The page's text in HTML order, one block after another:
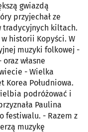
gwiazdą
przyjechał ze
tradycyjnych kiltach.
historii Kopyści. W
muzyki folkowej -
własne
- Wielka
Korea Południowa.
podróżować i
Paulina
festiwalu. - Razem z
muzykę